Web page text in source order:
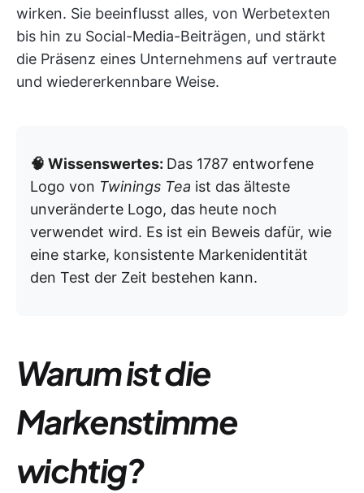
wirken. Sie beeinflusst alles, von Werbetexten
bis hin zu Social-Media-Beiträgen, und stärkt
die Präsenz eines Unternehmens auf vertraute
und wiedererkennbare Weise.
🧠 Wissenswertes: Das 1787 entworfene
Logo von Twinings Tea ist das älteste
unveränderte Logo, das heute noch
verwendet wird. Es ist ein Beweis dafür, wie
eine starke, konsistente Markenidentität
den Test der Zeit bestehen kann.
Warum ist die
Markenstimme
wichtig?